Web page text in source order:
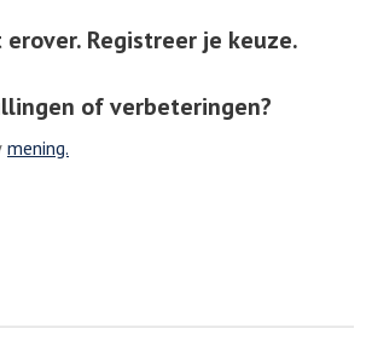
erover. Registreer je keuze.
of verbeteringen?
mening.